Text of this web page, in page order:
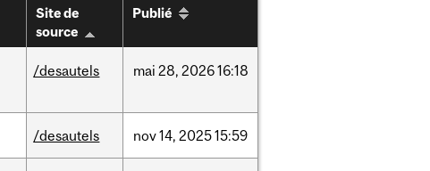
Site de
source
Publié
/desautels mai 28, 202616:18
/desautels nov14, 202515:59